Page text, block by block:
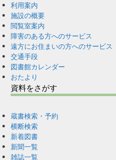
利用案内
施設の概要
閲覧室案内
障害のある方へのサービス
遠方にお住まいの方へのサービス
交通手段
図書館カレンダー
おたより
資料をさがす
蔵書検索・予約
横断検索
新着図書
新聞一覧
雑誌一覧